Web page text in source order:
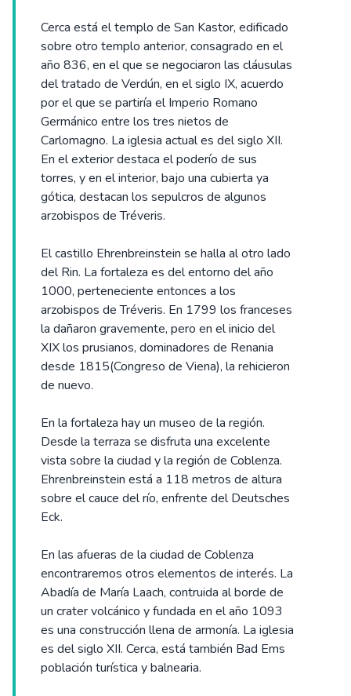
Cerca está el templo de San Kastor, edificado
sobre otro templo anterior, consagrado en el
año 836, en el que se negociaron las cláusulas
del tratado de Verdún, en el siglo IX, acuerdo
por el que se partiría el Imperio Romano
Germánico entre los tres nietos de
Carlomagno. La iglesia actual es del siglo XII.
En el exterior destaca el poderío de sus
torres, y en el interior, bajo una cubierta ya
gótica, destacan los sepulcros de algunos
arzobispos de Tréveris.
El castillo Ehrenbreinstein se halla al otro lado
del Rin. La fortaleza es del entorno del año
1000, perteneciente entonces a los
arzobispos de Tréveris. En 1799 los franceses
la dañaron gravemente, pero en el inicio del
XIX los prusianos, dominadores de Renania
desde 1815(Congreso de Viena), la rehicieron
de nuevo.
En la fortaleza hay un museo de la región.
Desde la terraza se disfruta una excelente
vista sobre la ciudad y la región de Coblenza.
Ehrenbreinstein está a 118 metros de altura
sobre el cauce del río, enfrente del Deutsches
Eck.
En las afueras de la ciudad de Coblenza
encontraremos otros elementos de interés. La
Abadía de María Laach, contruida al borde de
un crater volcánico y fundada en el año 1093
es una construcción llena de armonía. La iglesia
es del siglo XII. Cerca, está también Bad Ems
población turística y balnearia.